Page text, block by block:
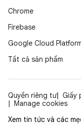
Chrome
Firebase
Google Cloud
Tất cả sản phẩm
Quyền riêng tư Giấy
Manage cookies
Xem tin tức và các